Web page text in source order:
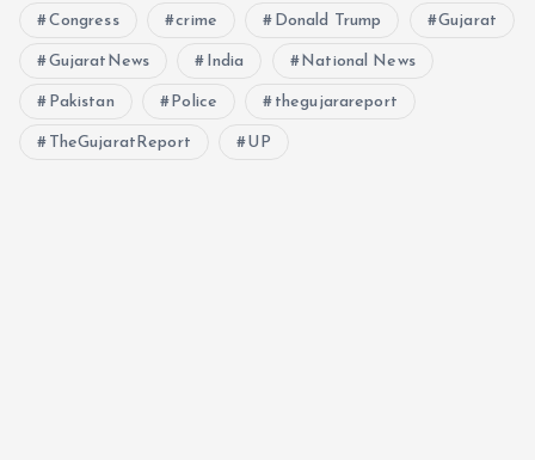
Congress crime Donald Trump Gujarat
GujaratNews India National News
Pakistan Police thegujarareport
TheGujaratReport UP